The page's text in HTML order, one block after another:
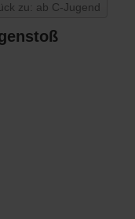
zu: ab C-Jugend